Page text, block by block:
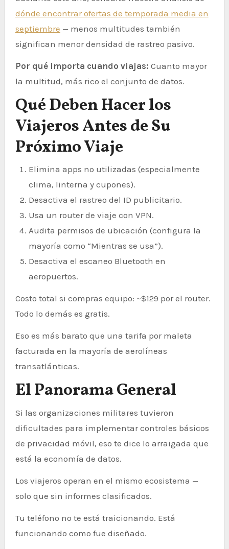
dónde encontrar ofertas de temporada media en
septiembre — menos multitudes también
significan menor densidad de rastreo pasivo.
Por qué importa cuando viajas: Cuanto mayor
la multitud, más rico el conjunto de datos.
Qué Deben Hacer los
Viajeros Antes de Su
Próximo Viaje
Elimina apps no utilizadas (especialmente
clima, linterna y cupones).
Desactiva el rastreo del ID publicitario.
Usa un router de viaje con VPN.
Audita permisos de ubicación (configura la
mayoría como “Mientras se usa”).
Desactiva el escaneo Bluetooth en
aeropuertos.
Costo total si compras equipo: ~$129 por el router.
Todo lo demás es gratis.
Eso es más barato que una tarifa por maleta
facturada en la mayoría de aerolíneas
transatlánticas.
El Panorama General
Si las organizaciones militares tuvieron
dificultades para implementar controles básicos
de privacidad móvil, eso te dice lo arraigada que
está la economía de datos.
Los viajeros operan en el mismo ecosistema —
solo que sin informes clasificados.
Tu teléfono no te está traicionando. Está
funcionando como fue diseñado.